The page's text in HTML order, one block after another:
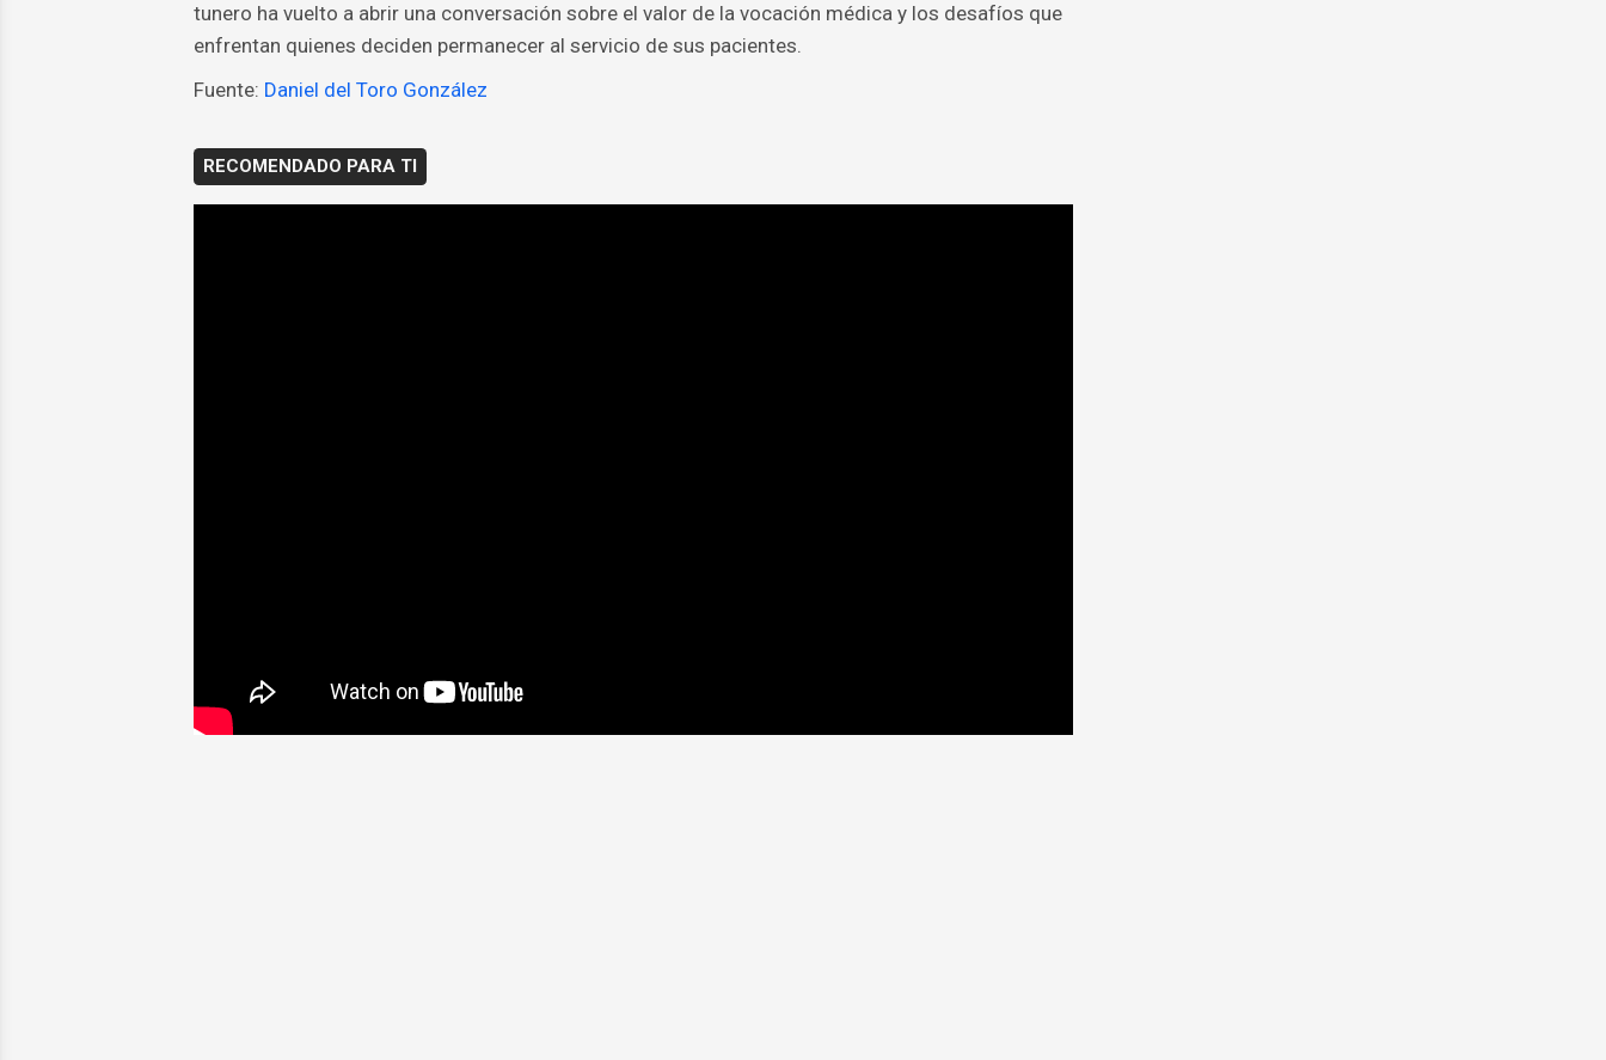
tunero ha vuelto a abrir una conversación sobre el valor de la vocación médica y los desafíos que
enfrentan quienes deciden permanecer al servicio de sus pacientes.
Fuente: Daniel del Toro González
RECOMENDADO PARA TI